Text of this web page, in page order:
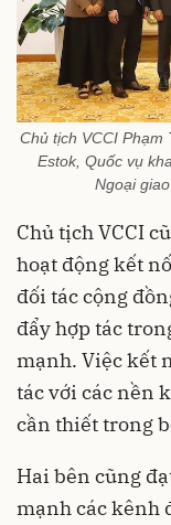
Chủ tịch VCCI
Estok, Quốc vụ
Ngoại
Chủ tịch VCCI
hoạt động kết
đối tác cộng
đẩy hợp tác
mạnh. Việc kết
tác với các nền
cần thiết trong
Hai bên cũng
mạnh các kênh